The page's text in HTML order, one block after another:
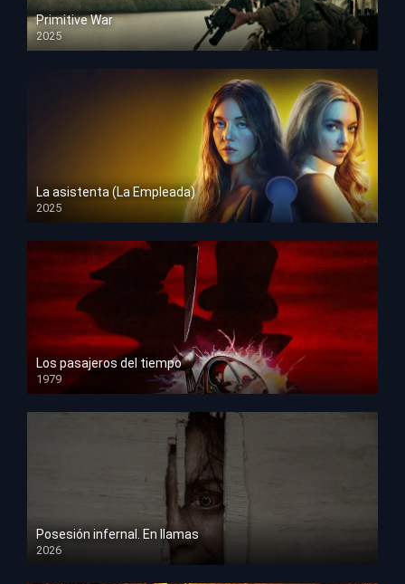
Primitive War
2025
HD 1080p
La asistenta (La Empleada)
2025
HD 1080p
Los pasajeros del tiempo
1979
HD 1080p
Posesión infernal. En llamas
2026
HD 1080p